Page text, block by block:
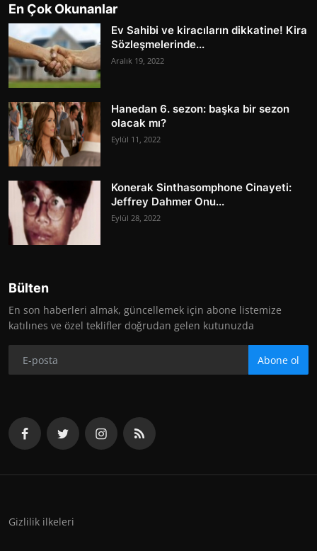
En Çok Okunanlar
Ev Sahibi ve kiracıların dikkatine! Kira
Sözleşmelerinde...
Aralık 19, 2022
Hanedan 6. sezon: başka bir sezon
olacak mı?
Eylül 11, 2022
Konerak Sinthasomphone Cinayeti:
Jeffrey Dahmer Onu...
Eylül 28, 2022
Bülten
En son haberleri almak, güncellemek için abone listemize
katılınes ve özel teklifler doğrudan gelen kutunuzda
Abone ol
Gizlilik ilkeleri